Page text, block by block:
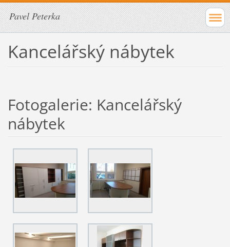
Pavel Peterka
Kancelářský nábytek
Fotogalerie: Kancelářský
nábytek